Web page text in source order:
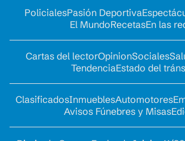
PolicialesPasión Deportiva
El MundoRecetasEn las
Cartas del lectorOpinionSociales
TendenciaEstado del
ClasificadosInmueblesAutomotores
Avisos Fúnebres y Misas